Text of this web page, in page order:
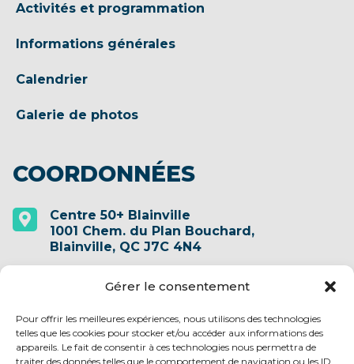
Gérer le consentement
Pour offrir les meilleures expériences, nous utilisons des technologies
telles que les cookies pour stocker et/ou accéder aux informations des
appareils. Le fait de consentir à ces technologies nous permettra de
traiter des données telles que le comportement de navigation ou les ID
Activités et programmation
Informations générales
Calendrier
Galerie de photos
COORDONNÉES

Centre 50+ Blainville
1001 Chem. du Plan Bouchard,
Blainville, QC J7C 4N4
(450) 435-1708
 info@centre50plusblainville.qc.ca